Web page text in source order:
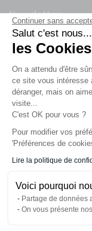
Continuer sans
Salut c'est nous...
les
On a attendu d'être
ce site vous intéresse
déranger, mais on
visite...
C'est OK pour vous ?
Pour modifier vos
'Préférences de
Lire la politique de
Voici pourquoi
Partage de données
On vous présente
Newsletter
Enregistrez
Restez à
moment
NOS SERVICES
INFORMATIONS
CONTACT